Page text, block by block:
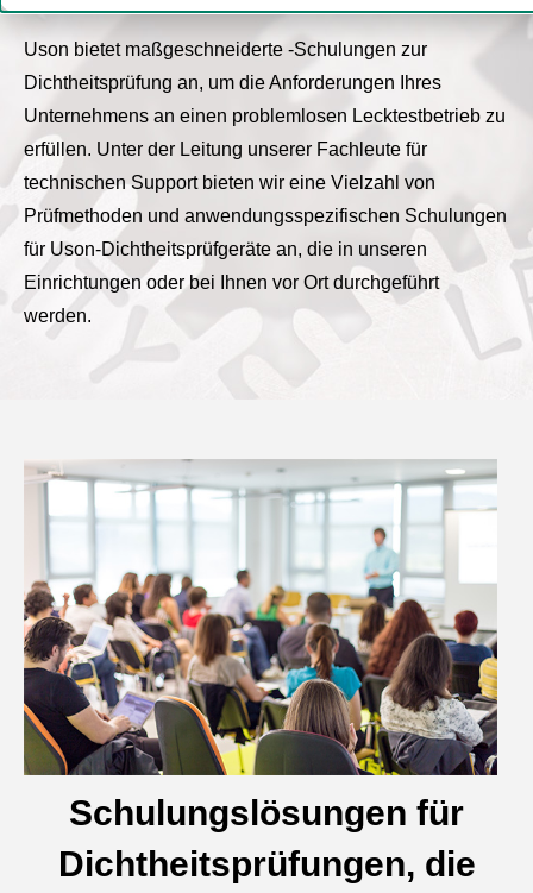
Uson bietet maßgeschneiderte -Schulungen zur
Dichtheitsprüfung an, um die Anforderungen Ihres
Unternehmens an einen problemlosen Lecktestbetrieb zu
erfüllen. Unter der Leitung unserer Fachleute für
technischen Support bieten wir eine Vielzahl von
Prüfmethoden und anwendungsspezifischen Schulungen
für Uson-Dichtheitsprüfgeräte an, die in unseren
Einrichtungen oder bei Ihnen vor Ort durchgeführt
werden.
Schulungslösungen für
Dichtheitsprüfungen, die